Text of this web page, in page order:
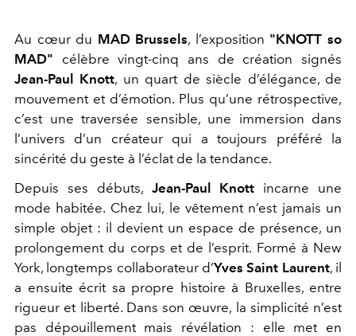
Au cœur du MAD Brussels, l’exposition "KNOTT so
MAD" célèbre vingt-cinq ans de création signés
Jean-Paul Knott, un quart de siècle d’élégance, de
mouvement et d’émotion. Plus qu’une rétrospective,
c’est une traversée sensible, une immersion dans
l’univers d’un créateur qui a toujours préféré la
sincérité du geste à l’éclat de la tendance.
Depuis ses débuts, Jean-Paul Knott incarne une
mode habitée. Chez lui, le vêtement n’est jamais un
simple objet : il devient un espace de présence, un
prolongement du corps et de l’esprit. Formé à New
York, longtemps collaborateur d’Yves Saint Laurent, il
a ensuite écrit sa propre histoire à Bruxelles, entre
rigueur et liberté. Dans son œuvre, la simplicité n’est
pas dépouillement mais révélation : elle met en